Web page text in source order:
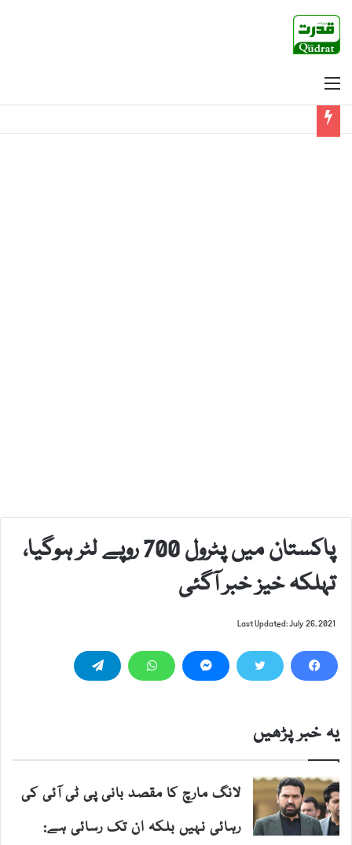
پاکستان میں پٹرول 700 روپے لٹر ہوگیا،
تہلکہ خیز خبر آگئی
Last Updated: July 26, 2021
یہ خبر پڑھیں
لانگ مارچ کا مقصد بانی پی ٹی آئی کی
رہائی نہیں بلکہ ان تک رسائی ہے: